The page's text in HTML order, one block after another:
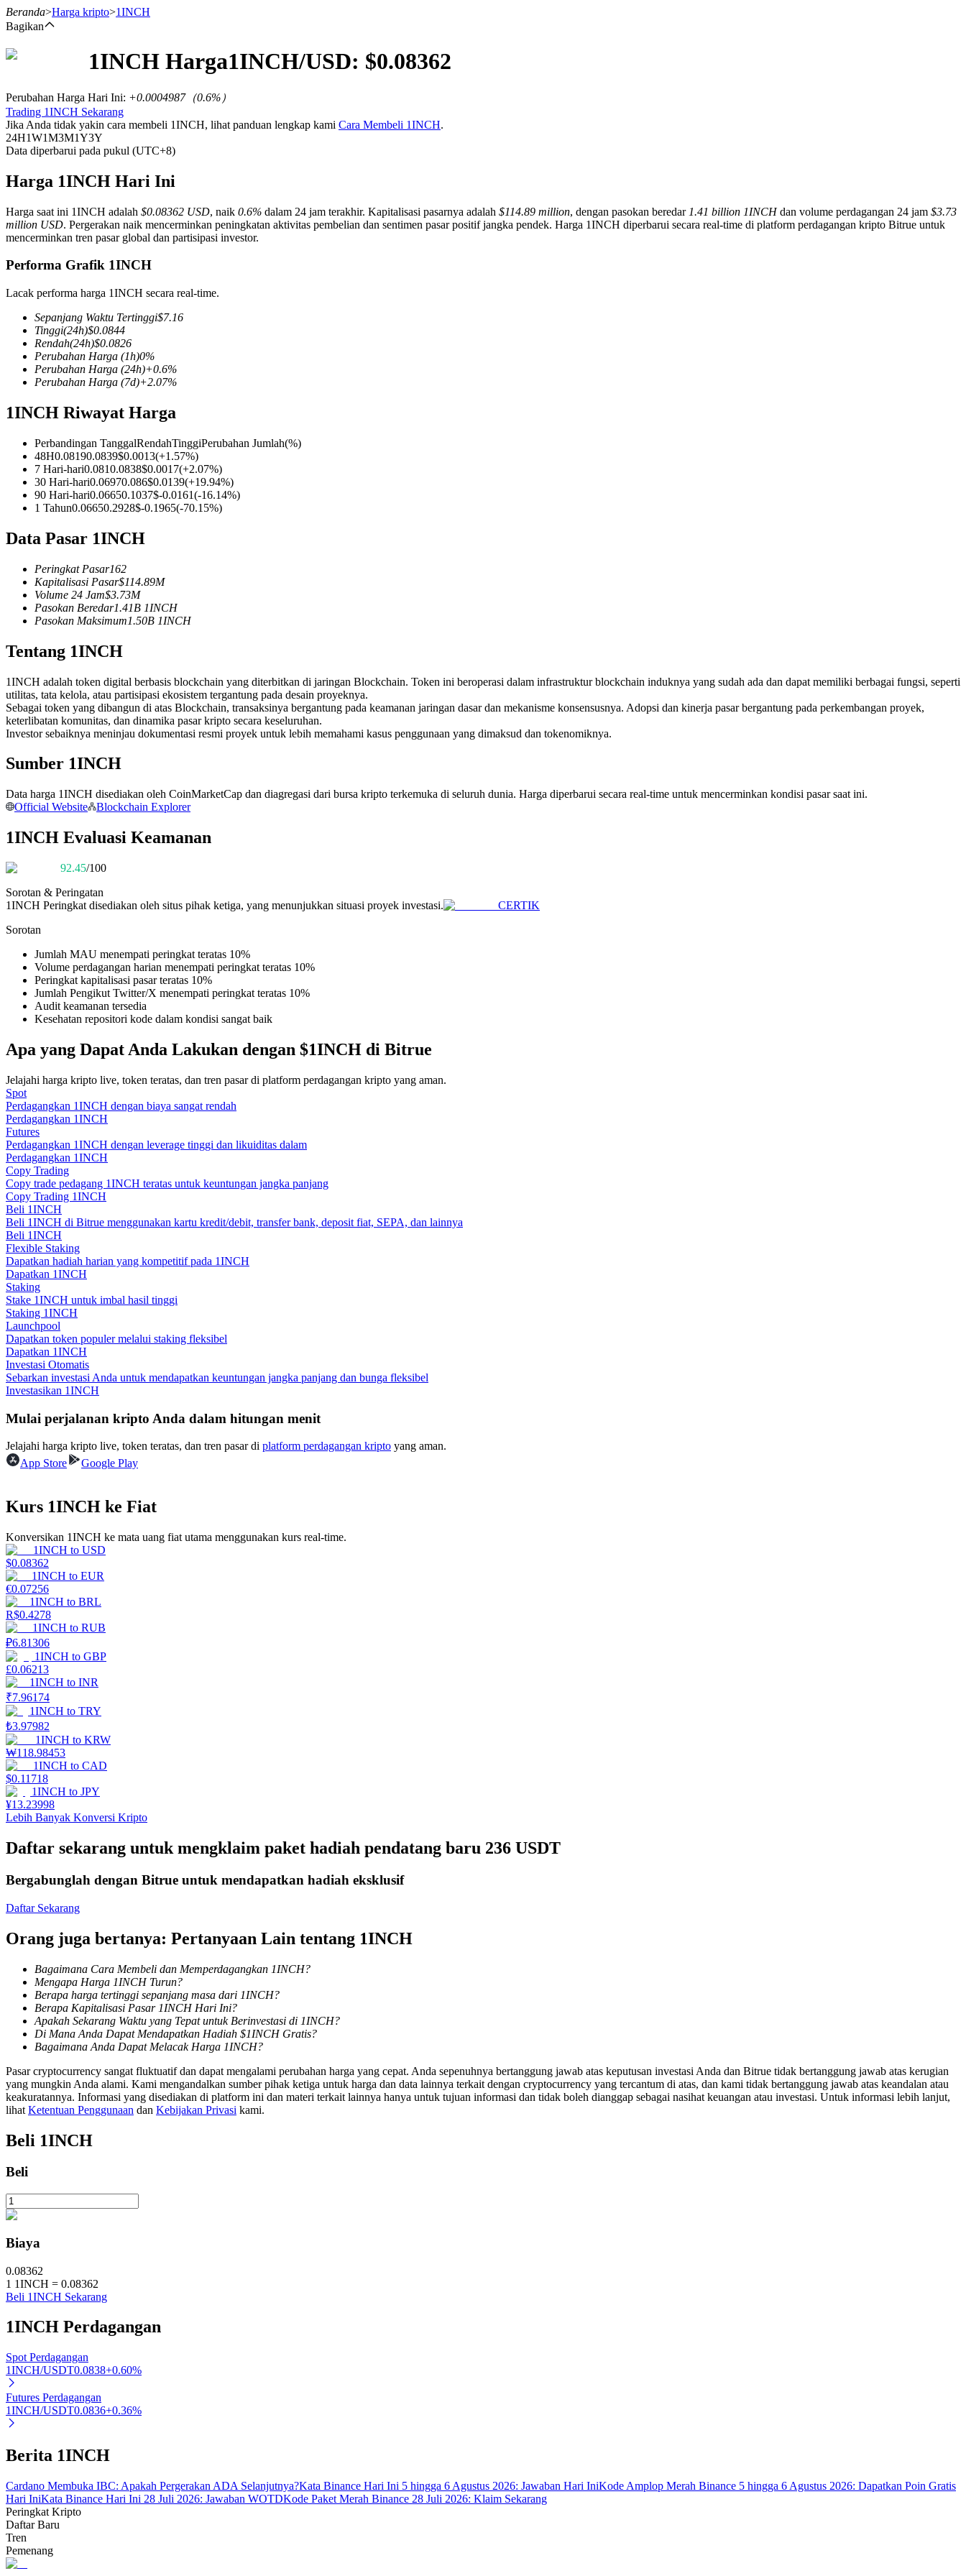
USDT Berjangka
Kontrak berjangka menggunakan USDT sebagai jaminannya
COIN-M Berjangka
Mata Uang Kripto Berjangka
TradFi
Derivatif saham, forex, logam mulia, dan komoditas
Kontrak berjangka menggunakan USDC sebagai jaminannya
Copy Trading
Bergabunglah dengan pedagang top
Menjadi Pedagang Salinan
Nikmati pembagian keuntungan dan komisi copy trading
Informasi
Analisis data besar termasuk info perdagangan, dll.
Memandu
Panduan Pemula Berjangka
Pelajari cara untuk tetap menghasilkan keuntungan
Menghasilkan
Babi Kekuatan
Dapatkan imbalan kompetitif setiap hari
Pengembalian tinggi & akses instan
Penguncian BTR
Investasi eksklusif untuk pemegang BTR
Layanan pinjaman yang didukung Crypto
Beranda>Harga kripto>1INCH
Bagikan
1INCH Harga1INCH/USD: $0.08362
Perubahan Harga Hari Ini: +0.0004987（0.6%）
Trading 1INCH Sekarang
Jika Anda tidak yakin cara membeli 1INCH, lihat panduan lengkap kami Cara Membeli 1INCH.
24H1W1M3M1Y3Y
Data diperbarui pada pukul (UTC+8)
Harga 1INCH Hari Ini
Harga saat ini 1INCH adalah $0.08362 USD, naik 0.6% dalam 24 jam terakhir. Kapitalisasi pasarnya adalah $114.89 million, dengan pasokan beredar 1.41 billion 1INCHdan volume perdagangan 24 jam $3.73
million USD. Pergerakan naik mencerminkan peningkatan aktivitas pembelian dan sentimen pasar positif jangka pendek. Harga 1INCH diperbarui secara real-time di platform perdagangan kripto Bitrue untuk
mencerminkan tren pasar global dan partisipasi investor.
Performa Grafik 1INCH
Lacak performa harga 1INCH secara real-time.
Sepanjang Waktu Tertinggi$7.16
Tinggi(24h)$0.0844
Rendah(24h)$0.0826
Perubahan Harga (1h)0%
Perubahan Harga (24h)+0.6%
Perubahan Harga (7d)+2.07%
1INCH Riwayat Harga
Perbandingan TanggalRendahTinggiPerubahan Jumlah(%)
48H0.08190.0839$0.0013(+1.57%)
7 Hari-hari0.0810.0838$0.0017(+2.07%)
30 Hari-hari0.06970.086$0.0139(+19.94%)
90 Hari-hari0.06650.1037$-0.0161(-16.14%)
1 Tahun0.06650.2928$-0.1965(-70.15%)
Data Pasar 1INCH
Peringkat Pasar162
Kapitalisasi Pasar$114.89M
Volume 24 Jam$3.73M
Pasokan Beredar1.41B 1INCH
Pasokan Maksimum1.50B 1INCH
Tentang 1INCH
1INCH adalah token digital berbasis blockchain yang diterbitkan di jaringan Blockchain. Token ini beroperasi dalam infrastruktur blockchain induknya yang sudah ada dan dapat memiliki berbagai fungsi, seperti
utilitas, tata kelola, atau partisipasi ekosistem tergantung pada desain proyeknya.
Sebagai token yang dibangun di atas Blockchain, transaksinya bergantung pada keamanan jaringan dasar dan mekanisme konsensusnya. Adopsi dan kinerja pasar bergantung pada perkembangan proyek,
keterlibatan komunitas, dan dinamika pasar kripto secara keseluruhan.
Investor sebaiknya meninjau dokumentasi resmi proyek untuk lebih memahami kasus penggunaan yang dimaksud dan tokenomiknya.
Sumber 1INCH
Data harga 1INCH disediakan oleh CoinMarketCap dan diagregasi dari bursa kripto terkemuka di seluruh dunia. Harga diperbarui secara real-time untuk mencerminkan kondisi pasar saat ini.
Official Website
Blockchain Explorer
1INCH Evaluasi Keamanan
92.45/100
Sorotan & Peringatan
1INCH Peringkat disediakan oleh situs pihak ketiga, yang menunjukkan situasi proyek investasi.
CERTIK
Sorotan
Jumlah MAU menempati peringkat teratas 10%
Volume perdagangan harian menempati peringkat teratas 10%
Peringkat kapitalisasi pasar teratas 10%
Jumlah Pengikut Twitter/X menempati peringkat teratas 10%
Audit keamanan tersedia
Kesehatan repositori kode dalam kondisi sangat baik
Apa yang Dapat Anda Lakukan dengan $1INCH di Bitrue
Jelajahi harga kripto live, token teratas, dan tren pasar di platform perdagangan kripto yang aman.
Spot
Perdagangkan 1INCH dengan biaya sangat rendah
Perdagangkan 1INCH
Futures
Perdagangkan 1INCH dengan leverage tinggi dan likuiditas dalam
Perdagangkan 1INCH
Copy Trading
Copy trade pedagang 1INCH teratas untuk keuntungan jangka panjang
Copy Trading 1INCH
Beli 1INCH
Beli 1INCH di Bitrue menggunakan kartu kredit/debit, transfer bank, deposit fiat, SEPA, dan lainnya
Beli 1INCH
Flexible Staking
Dapatkan hadiah harian yang kompetitif pada 1INCH
Dapatkan 1INCH
Staking
Stake 1INCH untuk imbal hasil tinggi
Staking 1INCH
Launchpool
Dapatkan token populer melalui staking fleksibel
Dapatkan 1INCH
Investasi Otomatis
Sebarkan investasi Anda untuk mendapatkan keuntungan jangka panjang dan bunga fleksibel
Investasikan 1INCH
Mulai perjalanan kripto Anda dalam hitungan menit
Jelajahi harga kripto live, token teratas, dan tren pasar di platform perdagangan kripto yang aman.
App Store
Google Play
Kurs 1INCH ke Fiat
Konversikan 1INCH ke mata uang fiat utama menggunakan kurs real-time.
1INCH to USD
$0.08362
1INCH to EUR
€0.07256
1INCH to BRL
R$0.4278
1INCH to RUB
₽6.81306
1INCH to GBP
£0.06213
1INCH to INR
₹7.96174
1INCH to TRY
₺3.97982
1INCH to KRW
₩118.98453
1INCH to CAD
$0.11718
1INCH to JPY
¥13.23998
Lebih Banyak Konversi Kripto
Daftar sekarang untuk mengklaim paket hadiah pendatang baru 236 USDT
Bergabunglah dengan Bitrue untuk mendapatkan hadiah eksklusif
Daftar Sekarang
Orang juga bertanya: Pertanyaan Lain tentang 1INCH
Bagaimana Cara Membeli dan Memperdagangkan 1INCH?
Mengapa Harga 1INCH Turun?
Berapa harga tertinggi sepanjang masa dari 1INCH?
Berapa Kapitalisasi Pasar 1INCH Hari Ini?
Apakah Sekarang Waktu yang Tepat untuk Berinvestasi di 1INCH?
Di Mana Anda Dapat Mendapatkan Hadiah $1INCH Gratis?
Bagaimana Anda Dapat Melacak Harga 1INCH?
Pasar cryptocurrency sangat fluktuatif dan dapat mengalami perubahan harga yang cepat. Anda sepenuhnya bertanggung jawab atas keputusan investasi Anda dan Bitrue tidak bertanggung jawab atas kerugian
yang mungkin Anda alami. Kami mengandalkan sumber pihak ketiga untuk harga dan data lainnya terkait dengan cryptocurrency yang tercantum di atas, dan kami tidak bertanggung jawab atas keandalan atau
keakuratannya. Informasi yang disediakan di platform ini dan materi terkait lainnya hanya untuk tujuan informasi dan tidak boleh dianggap sebagai nasihat keuangan atau investasi. Untuk informasi lebih lanjut,
lihat Ketentuan Penggunaan dan Kebijakan Privasi kami.
Beli 1INCH
Beli
Biaya
0.08362
1 1INCH = 0.08362
Beli 1INCH Sekarang
1INCH Perdagangan
Spot Perdagangan
1INCH/USDT0.0838+0.60%
Futures Perdagangan
1INCH/USDT0.0836+0.36%
Berita 1INCH
Cardano Membuka IBC: Apakah Pergerakan ADA Selanjutnya?Kata Binance Hari Ini 5 hingga 6 Agustus 2026: Jawaban Hari IniKode Amplop Merah Binance 5 hingga 6 Agustus 2026: Dapatkan Poin Gratis
Hari IniKata Binance Hari Ini 28 Juli 2026: Jawaban WOTDKode Paket Merah Binance 28 Juli 2026: Klaim Sekarang
Peringkat Kripto
Daftar Baru
Tren
Pemenang